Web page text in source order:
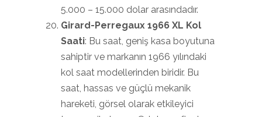
5.000 – 15.000 dolar arasındadır.
Girard-Perregaux 1966 XL Kol
Saati: Bu saat, geniş kasa boyutuna
sahiptir ve markanın 1966 yılındaki
kol saat modellerinden biridir. Bu
saat, hassas ve güçlü mekanik
hareketi, görsel olarak etkileyici